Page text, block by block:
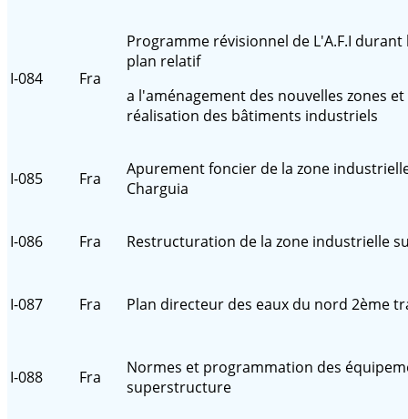
I-084 Fra
Programme révisionnel de L'A.F.I durant
plan relatif
a l'aménagement des nouvelles zones et
réalisation des bâtiments industriels
I-085 Fra
Apurement foncier de la zone
Charguia
I-086 Fra Restructuration de la zone industrielle
I-087 Fra Plan directeur des eaux du nord 2ème
I-088 Fra
Normes et programmation des
superstructure